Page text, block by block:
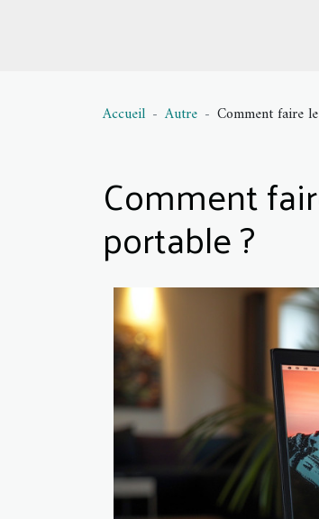
Accueil Autre Comment faire
Comment
portable ?